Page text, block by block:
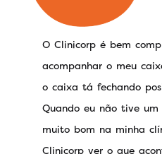
O Clinicorp é bem
acompanhar o meu
o caixa tá fechando
Quando eu não tive um
muito bom na minha
Clinicorp ver o que